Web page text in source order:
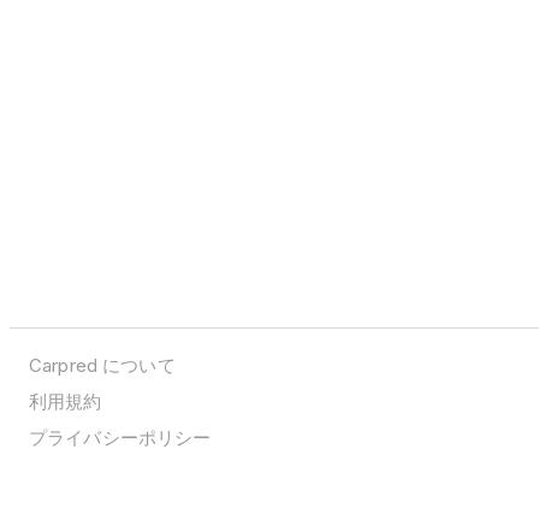
Carpred について
利用規約
プライバシーポリシー